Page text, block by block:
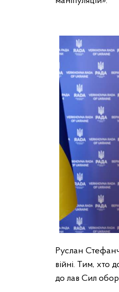
Руслан
війні. Тим, хто
до лав Сил